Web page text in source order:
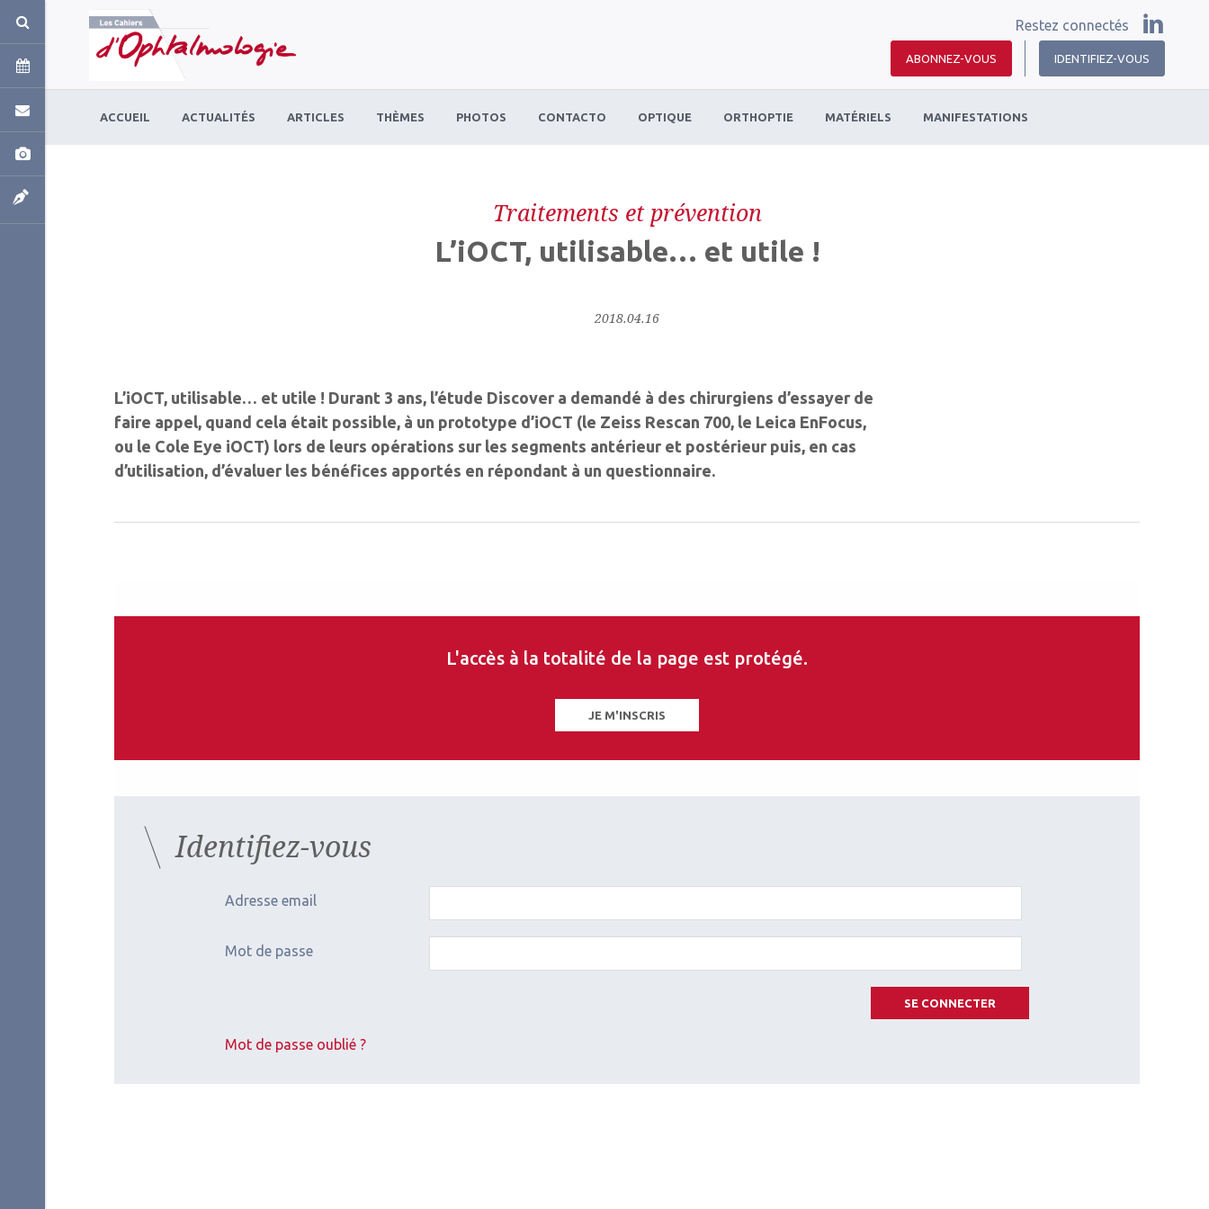
Restez connectés
ABONNEZ-VOUS IDENTIFIEZ-VOUS
ACCUEIL ACTUALITÉS ARTICLES THÈMES PHOTOS CONTACTO OPTIQUE ORTHOPTIE MATÉRIELS MANIFESTATIONS
Traitements et prévention
L’iOCT, utilisable… et utile !
2018.04.16
L’iOCT, utilisable… et utile ! Durant 3 ans, l’étude Discover a demandé à des chirurgiens d’essayer de
faire appel, quand cela était possible, à un prototype d’iOCT (le Zeiss Rescan 700, le Leica EnFocus,
ou le Cole Eye iOCT) lors de leurs opérations sur les segments antérieur et postérieur puis, en cas
d’utilisation, d’évaluer les bénéfices apportés en répondant à un questionnaire.
L'accès à la totalité de la page est protégé.
JE M'INSCRIS
Identifiez-vous
Adresse email
Mot de passe
SE CONNECTER
Mot de passe oublié ?
Panneau de gestion des cookies